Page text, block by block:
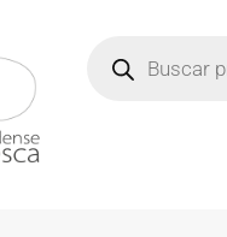
productos